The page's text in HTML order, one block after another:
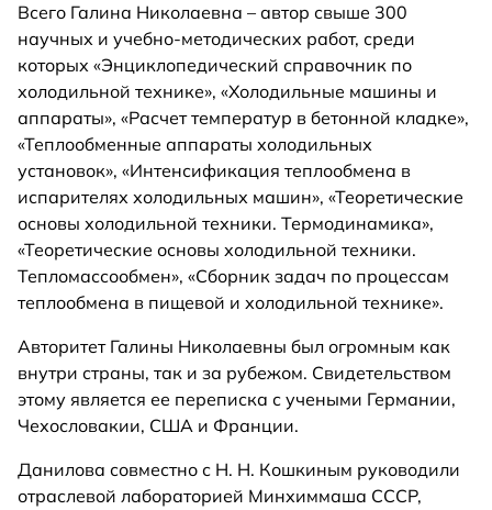
Всего Галина Николаевна – автор свыше 300
научных и учебно-методических работ, среди
которых «Энциклопедический справочник по
холодильной технике», «Холодильные машины и
аппараты», «Расчет температур в бетонной кладке»,
«Теплообменные аппараты холодильных
установок», «Интенсификация теплообмена в
испарителях холодильных машин», «Теоретические
основы холодильной техники. Термодинамика»,
«Теоретические основы холодильной техники.
Тепломассообмен», «Сборник задач по процессам
теплообмена в пищевой и холодильной технике».
Авторитет Галины Николаевны был огромным как
внутри страны, так и за рубежом. Свидетельством
этому является ее переписка с учеными Германии,
Чехословакии, США и Франции.
Данилова совместно с Н. Н. Кошкиным руководили
отраслевой лабораторией Минхиммаша СССР,